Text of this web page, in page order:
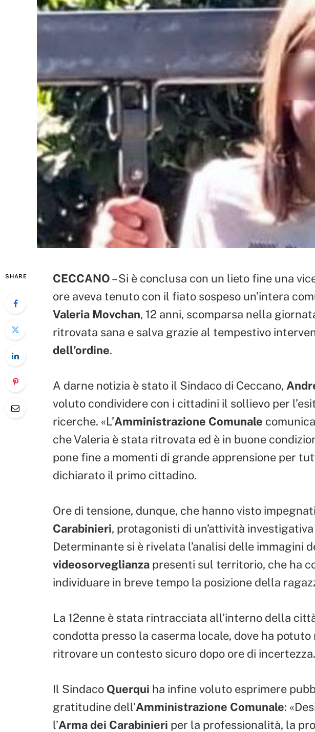
SHARE CECCANO– Si è conclusa con un lieto fine una
ore aveva tenuto con il fiato sospeso un’intera
Valeria Movchan, 12 anni, scomparsa nella
ritrovata sana e salva grazie al tempestivo
dell’ordine.
A darne notizia è stato il Sindaco di Ceccano,
voluto condividere con i cittadini il sollievo per
ricerche. «L’Amministrazione Comunale
che Valeria è stata ritrovata ed è in buone
pone fine a momenti di grande apprensione per
dichiarato il primo cittadino.
Ore di tensione, dunque, che hanno visto
Carabinieri, protagonisti di un’attività
Determinante si è rivelata l’analisi delle immagini
videosorveglianza presenti sul territorio, che ha
individuare in breve tempo la posizione della
La 12enne è stata rintracciata all’interno della
condotta presso la caserma locale, dove ha
ritrovare un contesto sicuro dopo ore di incertezza.
Il Sindaco Querqui ha infine voluto esprimere
gratitudine dell’Amministrazione Comunale:
l’Arma dei Carabinieri per la professionalità, la